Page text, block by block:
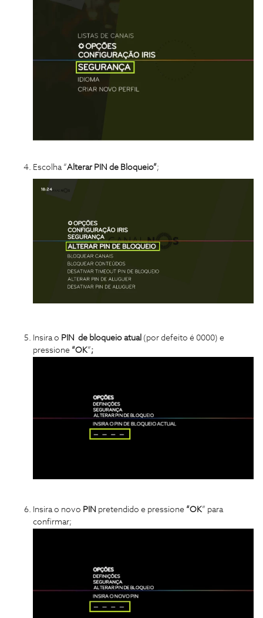
Escolha “Alterar PIN de Bloqueio”;
Insira o PIN de bloqueio atual (por defeito é 0000) e
pressione “OK”;
Insira o novo PIN pretendido e pressione “OK” para
confirmar;